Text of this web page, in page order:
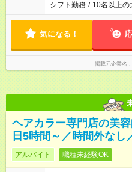
シフト勤務 / 10名以上の
気になる！
掲載元企業名
ヘアカラー専門店の美
日5時間～／時間外なし
アルバイト 職種未経験OK